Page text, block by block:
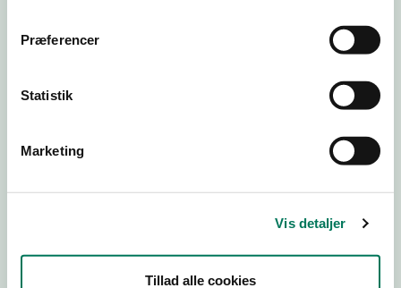
Præferencer
Statistik
Marketing
Vis detaljer
Tillad alle cookies
Virksomhedstype
ID-nummer
P-nr